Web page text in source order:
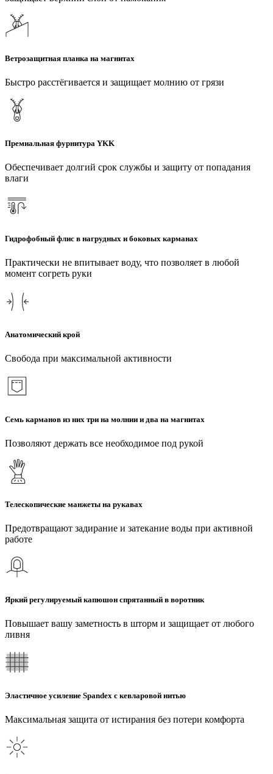
Ветрозащитная планка на магнитах
Быстро расстёгивается и защищает молнию от грязи
Премиальная фурнитура YKK
Обеспечивает долгий срок службы и защиту от попадания
влаги
Гидрофобный флис в нагрудных и боковых карманах
Практически не впитывает воду, что позволяет в любой
момент согреть руки
Анатомический крой
Свобода при максимальной активности
Семь карманов из них три на молнии и два на магнитах
Позволяют держать все необходимое под рукой
Телескопические манжеты на рукавах
Предотвращают задирание и затекание воды при активной
работе
Яркий регулируемый капюшон спрятанный в воротник
Повышает вашу заметность в шторм и защищает от любого
ливня
Эластичное усиление Spandex с кевларовой нитью
Максимальная защита от истирания без потери комфорта